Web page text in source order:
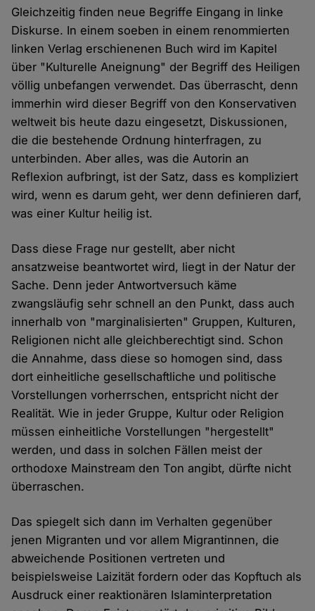
Gleichzeitig finden neue Begriffe Eingang in linke
Diskurse. In einem soeben in einem renommierten
linken Verlag erschienenen Buch wird im Kapitel
über "Kulturelle Aneignung" der Begriff des Heiligen
völlig unbefangen verwendet. Das überrascht, denn
immerhin wird dieser Begriff von den Konservativen
weltweit bis heute dazu eingesetzt, Diskussionen,
die die bestehende Ordnung hinterfragen, zu
unterbinden. Aber alles, was die Autorin an
Reflexion aufbringt, ist der Satz, dass es kompliziert
wird, wenn es darum geht, wer denn definieren darf,
was einer Kultur heilig ist.
Dass diese Frage nur gestellt, aber nicht
ansatzweise beantwortet wird, liegt in der Natur der
Sache. Denn jeder Antwortversuch käme
zwangsläufig sehr schnell an den Punkt, dass auch
innerhalb von "marginalisierten" Gruppen, Kulturen,
Religionen nicht alle gleichberechtigt sind. Schon
die Annahme, dass diese so homogen sind, dass
dort einheitliche gesellschaftliche und politische
Vorstellungen vorherrschen, entspricht nicht der
Realität. Wie in jeder Gruppe, Kultur oder Religion
müssen einheitliche Vorstellungen "hergestellt"
werden, und dass in solchen Fällen meist der
orthodoxe Mainstream den Ton angibt, dürfte nicht
überraschen.
Das spiegelt sich dann im Verhalten gegenüber
jenen Migranten und vor allem Migrantinnen, die
abweichende Positionen vertreten und
beispielsweise Laizität fordern oder das Kopftuch als
Ausdruck einer reaktionären Islaminterpretation